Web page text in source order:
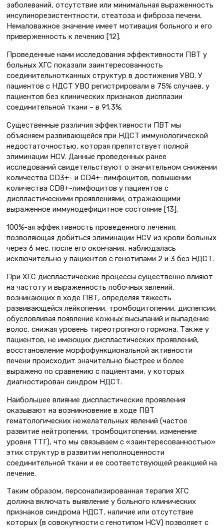
заболеваний, отсутствие или минимальная выраженность
инсулинорезистентности, стеатоза и фиброза печени.
Немаловажное значение имеет мотивация больного и его
приверженность к лечению [12].
Проведенные нами исследования эффективности ПВТ у
больных ХГС показали заинтересованность
соединительнотканных структур в достижения УВО. У
пациентов с НДСТ УВО регистрировали в 75% случаев, у
пациентов без клинических признаков дисплазии
соединительной ткани – в 91,3%.
Существенные различия эффективности ПВТ мы
объясняем развивающейся при НДСТ иммунологической
недостаточностью, которая препятствует полной
элиминации HCV. Данные проведенных ранее
исследований свидетельствуют о значительном снижении
количества СD3+- и СD4+-лимфоцитов, повышении
количества СD8+-лимфоцитов у пациентов с
диспластическими проявлениями, отражающими
выраженное иммунодефицитное состояние [13].
100%-ая эффективность проведенного лечения,
позволяющая добиться элиминации HCV из крови больных
через 6 мес. после его окончания, наблюдалась
исключительно у пациентов с генотипами 2 и 3 без НДСТ.
При ХГС диспластические процессы существенно влияют
на частоту и выраженность побочных явлений,
возникающих в ходе ПВТ, определяя тяжесть
развивающейся лейкопении, тромбоцитопении, диспепсии,
обусловливая появление кожных высыпаний и выпадение
волос, снижая уровень тиреотропного гормона. Также у
пациентов, не имеющих диспластических проявлений,
восстановление морфофункциональной активности
печени происходит значительно быстрее и более
выражено по сравнению с пациентами, у которых
диагностирован синдром НДСТ.
Наибольшее влияние диспластические проявления
оказывают на возникновение в ходе ПВТ
гематологических нежелательных явлений (частое
развитие нейтропении, тромбоцитопении, изменение
уровня ТТГ), что мы связываем с «заинтересованностью»
этих структур в развитии неполноценности
соединительной ткани и ее соответствующей реакцией на
лечение.
Таким образом, персонализированная терапия ХГС
должна включать выявление у больного клинических
признаков синдрома НДСТ, наличие или отсутствие
которых (в совокупности с генотипом HCV) позволяет с